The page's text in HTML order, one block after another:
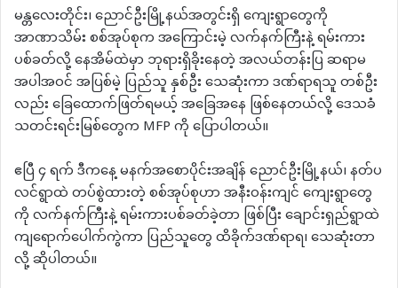
​မန္တလေးတိုင်း၊ ညောင်ဦးမြို့နယ်အတွင်းရှိ ကျေးရွာတွေကို
အာဏာသိမ်း စစ်အုပ်စုက အကြောင်းမဲ့ လက်နက်ကြီးနဲ့ ရမ်းကား
ပစ်ခတ်လို့ နေအိမ်ထဲမှာ ဘုရားရှိခိုးနေတဲ့ အလယ်တန်းပြ ဆရာမ
အပါအဝင် အပြစ်မဲ့ ပြည်သူ နှစ်ဦး သေဆုံးကာ ဒဏ်ရာရသူ တစ်ဦး
လည်း ခြေထောက်ဖြတ်ရမယ့် အခြေအနေ ဖြစ်နေတယ်လို့ ဒေသခံ
သတင်းရင်းမြစ်တွေက MFP ကို ပြောပါတယ်။
ဧပြီ ၄ ရက် ဒီကနေ့ မနက်အစောပိုင်းအချိန် ညောင်ဦးမြို့နယ်၊ နတ်ပ
လင်ရွာထဲ တပ်စွဲထားတဲ့ စစ်အုပ်စုဟာ အနီးဝန်းကျင် ကျေးရွာတွေ
ကို လက်နက်ကြီးနဲ့ ရမ်းကားပစ်ခတ်ခဲ့တာ ဖြစ်ပြီး ချောင်းရှည်ရွာထဲ
ကျရောက်ပေါက်ကွဲကာ ပြည်သူတွေ ထိခိုက်ဒဏ်ရာရ၊ သေဆုံးတာ
လို့ ဆိုပါတယ်။